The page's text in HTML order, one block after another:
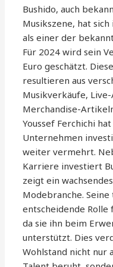
Bushido, auch
Musikszene, hat
als einer der
Für 2024 wird sein
Euro geschätzt.
resultieren aus
Musikverkäufe,
Merchandise-
Youssef Ferchichi
Unternehmen
weiter vermehrt.
Karriere investiert
zeigt ein
Modebranche.
entscheidende
da sie ihn beim
unterstützt. Dies
Wohlstand nicht nur